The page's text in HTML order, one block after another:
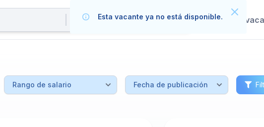
Publica tus
Esta vacante ya no está disponible.